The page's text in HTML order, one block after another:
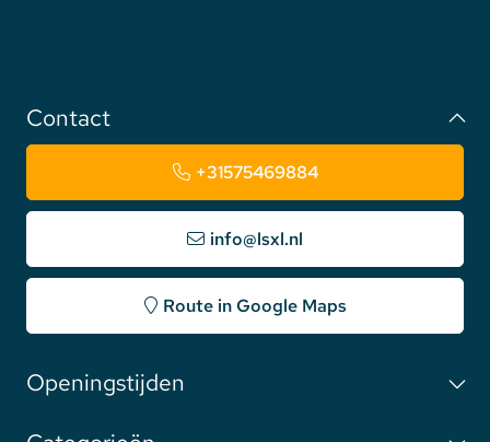
Contact
+31575469884
info@lsxl.nl
Route in Google Maps
Openingstijden